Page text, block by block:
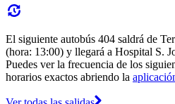
El siguiente autobús 404 saldrá de
(hora: 13:00) y llegará a Hospital S.
Puedes ver la frecuencia de los
horarios exactos abriendo la